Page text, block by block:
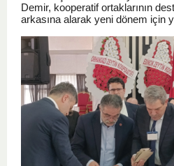
Demir, kooperatif ortaklarının
arkasına alarak yeni dönem için